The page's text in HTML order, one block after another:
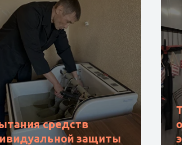
средств
защиты
Отправить
Trade LTD ваш надежный партнер!